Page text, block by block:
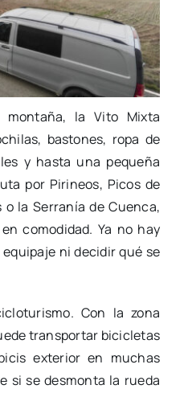
montaña, la Vito Mixta
bastones, ropa de
y hasta una pequeña
por Pirineos, Picos de
o la Serranía de Cuenca,
comodidad. Ya no hay
ni decidir qué se
Con la zona
transportar bicicletas
exterior en muchas
si se desmonta la rueda